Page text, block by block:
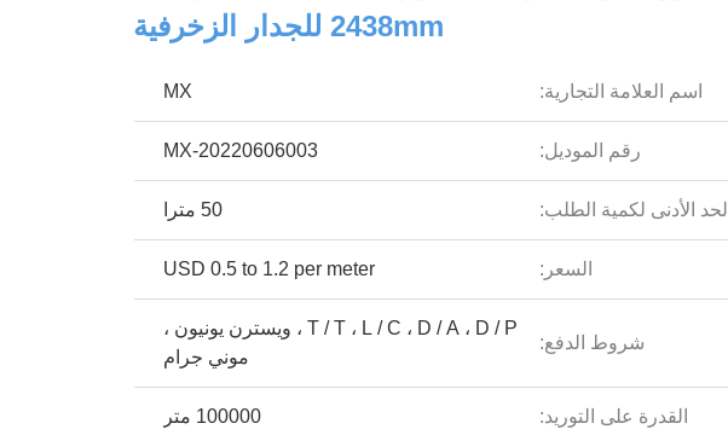
2438mm للجدار الزخرفية
اسم العلامة التجارية: MX
رقم الموديل: MX-20220606003
الحد الأدنى لكمية الطلب: 50 مترا
السعر: USD 0.5 to 1.2 per meter
شروط الدفع:
T / T ، L / C ، D / A ، D / P ، ويسترن يونيون ،
موني جرام
القدرة على التوريد: 100000 متر